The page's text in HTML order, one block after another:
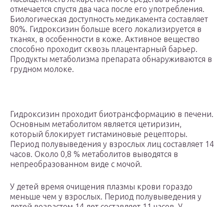
отмечается спустя два часа после его употребления.
Биологическая доступность медикамента составляет
80%. Гидроксизин больше всего локализируется в
тканях, в особенности в коже. Активное вещество
способно проходит сквозь плацентарный барьер.
Продукты метаболизма препарата обнаруживаются в
грудном молоке.
Гидроксизин проходит биотрансформацию в печени.
Основным метаболитом является цетиризин,
который блокирует гистаминовые рецепторы.
Период полувыведения у взрослых лиц составляет 14
часов. Около 0,8 % метаболитов выводятся в
непреобразованном виде с мочой.
У детей время очищения плазмы крови гораздо
меньше чем у взрослых. Период полувыведения у